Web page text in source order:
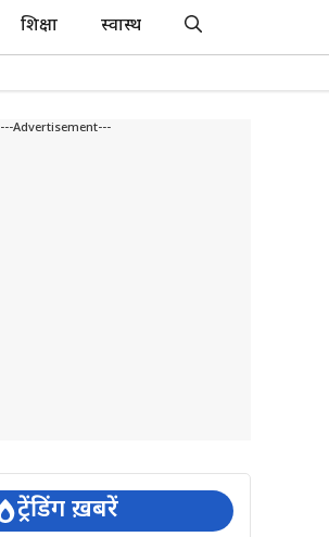
शिक्षा स्वास्थ
---Advertisement---
ट्रेंडिंग ख़बरें